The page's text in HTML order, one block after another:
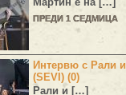
ПРЕДИ 1 СЕДМИЦА
Интервю с Рали
(SEVI) (0)
Рали и […]